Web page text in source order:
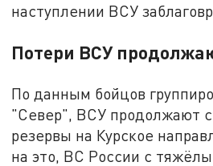
наступлении ВСУ
Потери ВСУ
По данным бойцов
"Север", ВСУ продолжают
резервы на Курское
на это, ВС России с